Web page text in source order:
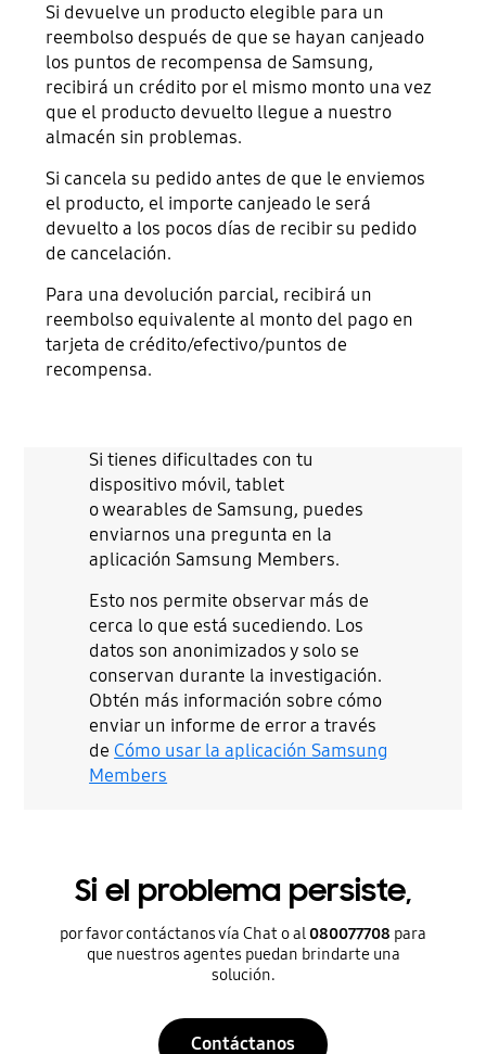
Si devuelve un producto elegible para un
reembolso después de que se hayan canjeado
los puntos de recompensa de Samsung,
recibirá un crédito por el mismo monto una vez
que el producto devuelto llegue a nuestro
almacén sin problemas.
Si cancela su pedido antes de que le enviemos
el producto, el importe canjeado le será
devuelto a los pocos días de recibir su pedido
de cancelación.
Para una devolución parcial, recibirá un
reembolso equivalente al monto del pago en
tarjeta de crédito/efectivo/puntos de
recompensa.
Si tienes dificultades con tu
dispositivo móvil, tablet
o wearables de Samsung, puedes
enviarnos una pregunta en la
aplicación Samsung Members.
Esto nos permite observar más de
cerca lo que está sucediendo. Los
datos son anonimizados y solo se
conservan durante la investigación.
Obtén más información sobre cómo
enviar un informe de error a través
de Cómo usar la aplicación Samsung
Members
Si el problema persiste,
por favor contáctanos vía Chat o al 080077708 para
que nuestros agentes puedan brindarte una
solución.
Contáctanos